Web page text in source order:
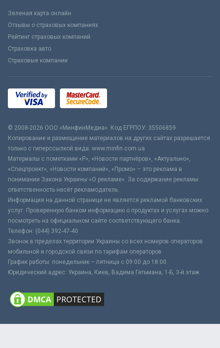
Зеленая карта онлайн
Отзывы о страховых компаниях
Рейтинг страховых компаний
Страховка авто
Страховые компании
© 2008-2026 ООО «МинфинМедиа». Код ЕГРПОУ: 35506859
Копирование и размещение материалов на других сайтах разрешается
только с гиперссылкой вида: www.minfin.com.ua
Материалы с пометками «Р», «Новости партнёров», «Актуально»,
«Спецпроект», «Новости компаний», «Промо» – это реклама в
понимании Закона Украины «О рекламе». За содержание рекламы
ответственность несёт рекламодатель.
Информация на данной странице не является рекламой банковских
услуг. Проверенную банком информацию о продуктах и услугах можно
посмотреть на официальном сайте соответствующего банка.
Телефон: (044) 392-47-40
Звонок в пределах территории Украины со всех номеров операторов
мобильной и городской связи по тарифам операторов
График работы: понедельник – пятница с 09:00 до 18:00
Юридический адрес: Украина, Киев, Вадима Гетьмана, 1-Б, 3-й этаж